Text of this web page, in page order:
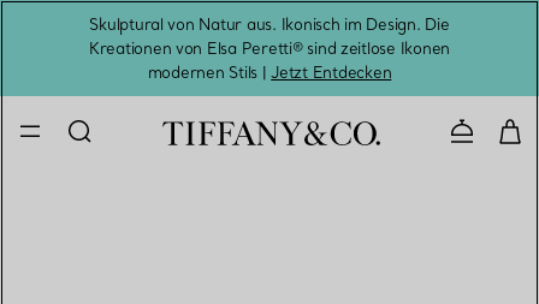
Skulptural von Natur aus. Ikonisch im Design. Die
Kreationen von Elsa Peretti® sind zeitlose Ikonen
modernen Stils |Jetzt Entdecken